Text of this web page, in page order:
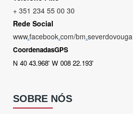
+ 351 234 55 00 30
Rede Social
www.facebook.com/bm.severdovouga
CoordenadasGPS
N 40 43.968' W 008 22.193'
SOBRE NÓS